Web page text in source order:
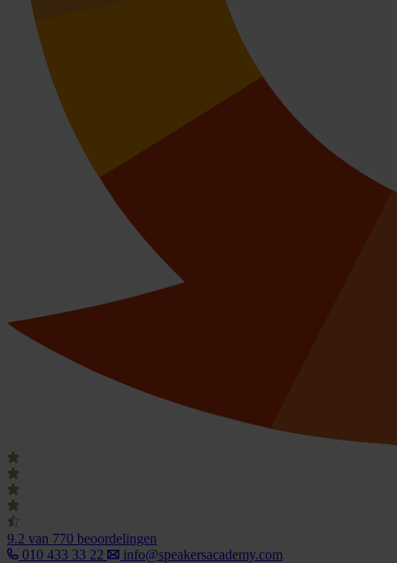
9.2 van 770 beoordelingen
010 433 33 22
info@speakersacademy.com